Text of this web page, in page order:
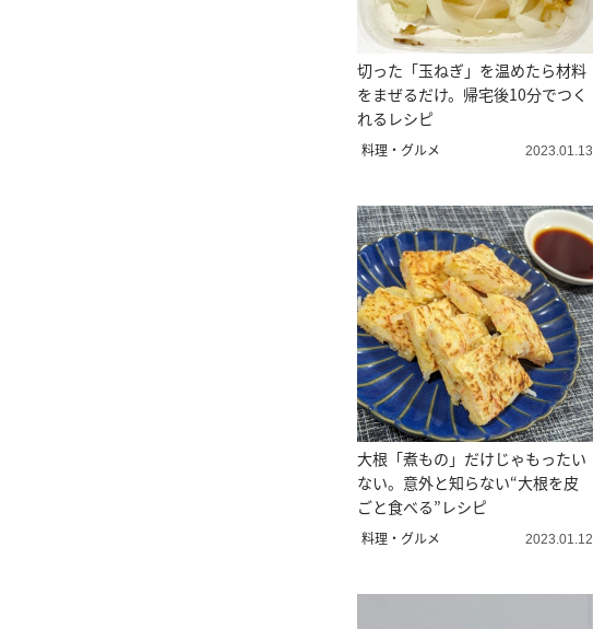
切った「玉ねぎ」を温めたら材料
をまぜるだけ。帰宅後10分でつく
れるレシピ
料理・グルメ 2023.01.13
大根「煮もの」だけじゃもったい
ない。意外と知らない“大根を皮
ごと食べる”レシピ
料理・グルメ 2023.01.12